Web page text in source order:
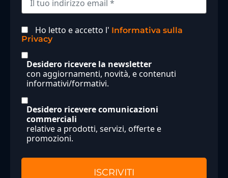
Ho letto e accetto l' Informativa sulla
Privacy
Desidero ricevere la newsletter
con aggiornamenti, novità, e contenuti
informativi/formativi.
Desidero ricevere comunicazioni
commerciali
relative a prodotti, servizi, offerte e
promozioni.